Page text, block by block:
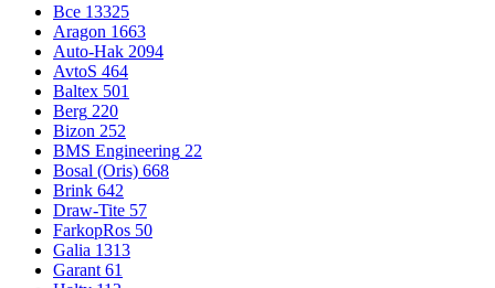
Все 13325
Aragon 1663
Auto-Hak 2094
AvtoS 464
Baltex 501
Berg 220
Bizon 252
BMS Engineering 22
Bosal (Oris) 668
Brink 642
Draw-Tite 57
FarkopRos 50
Galia 1313
Garant 61